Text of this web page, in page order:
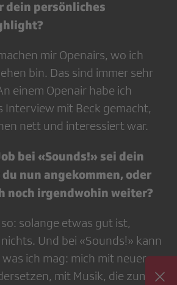
dein persönliches
mir Openairs, wo ich
bin. Das sind immer sehr
einem Openair habe ich
Interview mit Beck gemacht,
nett und interessiert war.
bei «Sounds!» sei dein
nun angekommen, oder
noch irgendwohin weiter?
solange etwas gut ist,
Und bei «Sounds!» kann
ich mag: mich mit neuer
mit Musik, die zum